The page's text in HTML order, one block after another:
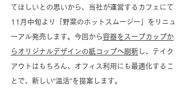
てほしいとの思いから、当社が運営するカフェにて
11月中旬より「野菜のホットスムージー」をリニュ
ーアル発売します。今回から容器をスープカップか
らオリジナルデザインの紙コップへ刷新 し、テイク
アウトはもちろん、オフィス利用にも最適化するこ
とで、新しい“温活”を提案します。